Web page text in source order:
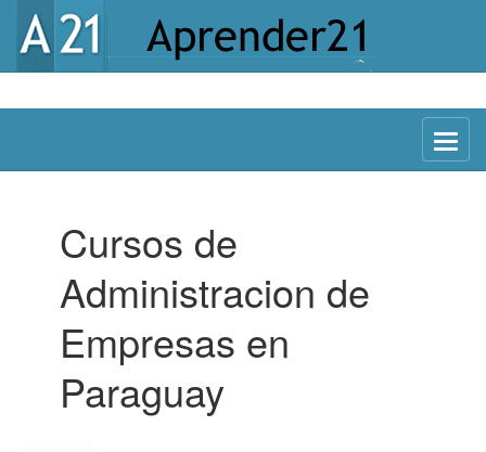
Menu
Cursos de
Administracion de
Empresas en
Paraguay